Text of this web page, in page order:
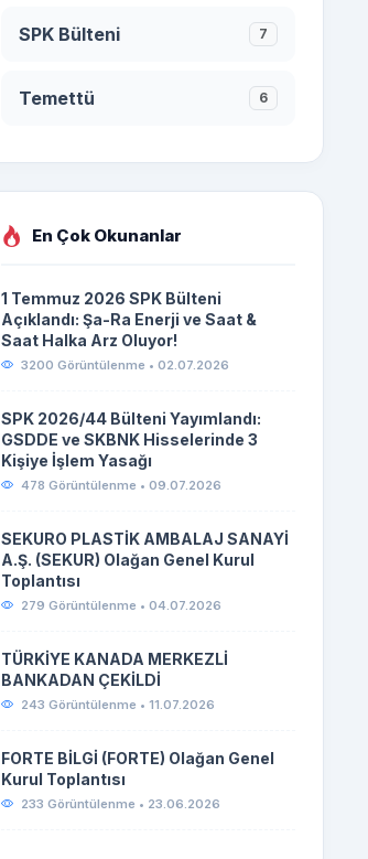
SPK Bülteni 7
Temettü 6
En Çok Okunanlar
1 Temmuz 2026 SPK Bülteni
Açıklandı: Şa-Ra Enerji ve Saat &
Saat Halka Arz Oluyor!
3200 Görüntülenme • 02.07.2026
SPK 2026/44 Bülteni Yayımlandı:
GSDDE ve SKBNK Hisselerinde 3
Kişiye İşlem Yasağı
478 Görüntülenme • 09.07.2026
SEKURO PLASTİK AMBALAJ SANAYİ
A.Ş. (SEKUR) Olağan Genel Kurul
Toplantısı
279 Görüntülenme • 04.07.2026
TÜRKİYE KANADA MERKEZLİ
BANKADAN ÇEKİLDİ
243 Görüntülenme • 11.07.2026
FORTE BİLGİ (FORTE) Olağan Genel
Kurul Toplantısı
233 Görüntülenme • 23.06.2026